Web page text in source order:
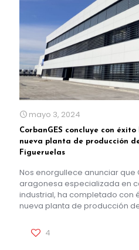
mayo 3, 2024
CorbanGES concluye con
nueva planta de producción de
Figueruelas
Nos enorgullece anunciar que
aragonesa especializada en
industrial, ha completado con
nueva planta de producción
4